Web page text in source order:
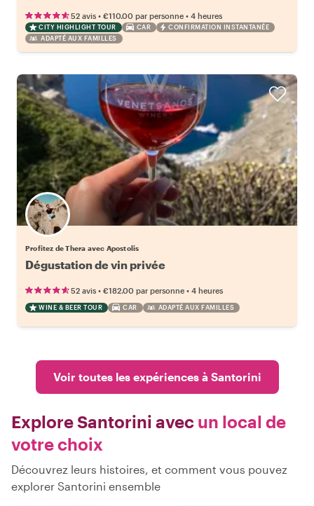
52 avis • €110.00 par personne • 4 heures
CITY HIGHLIGHT TOUR CAR
CONFIRMATION INSTANTANÉE
ADAPTÉ AUX FAMILLES
Profitez de Thera avec Apostolis
Dégustation de vin privée
52 avis • €182.00 par personne • 4 heures
WINE & BEER TOUR CAR ADAPTÉ AUX FAMILLES
Voir toutes les expériences à Santorini
Explore Santorini avec un local de
votre choix
Découvrez leurs histoires, et comment vous pouvez
explorer Santorini ensemble